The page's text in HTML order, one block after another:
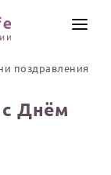
поздравления
с Днём